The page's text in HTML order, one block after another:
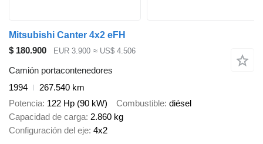
Mitsubishi Canter 4x2 eFH
$ 180.900
EUR 3.900 ≈ US$ 4.506
Camión portacontenedores
1994
267.540 km
Potencia 122 Hp (90 kW) Combustible diésel
Capacidad de carga 2.860 kg
Configuración del eje 4x2